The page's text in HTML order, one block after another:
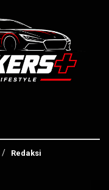
Redaksi